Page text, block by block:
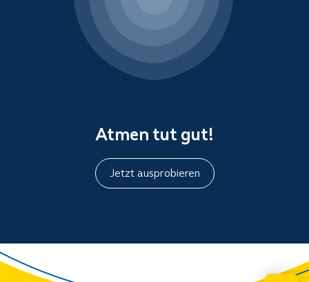
Atmen tut gut!
Jetzt ausprobieren